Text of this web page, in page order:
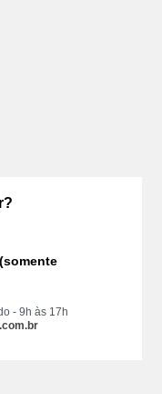
(somente
- 9h às 17h